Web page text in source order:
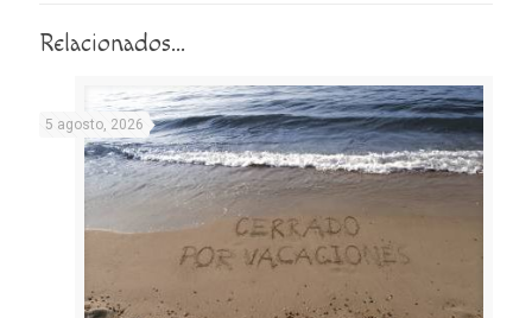
Relacionados...
5 agosto, 2026